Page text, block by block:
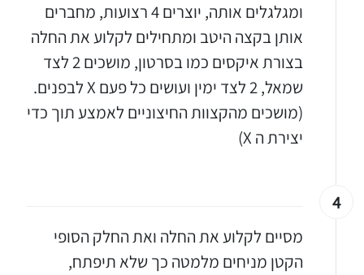
ומגלגלים אותה, יוצרים 4 רצועות, מחברים
אותן בקצה היטב ומתחילים לקלוע את החלה
בצורת איקסים כמו בסרטון, מושכים 2 לצד
שמאל, 2 לצד ימין ועושים כל פעם X לבפנים.
(מושכים מהקצוות החיצוניים לאמצע תוך כדי
יצירת ה X)
4
מסיים לקלוע את החלה ואת החלק הסופי
הקטן מניחים מלמטה כך שלא תיפתח,